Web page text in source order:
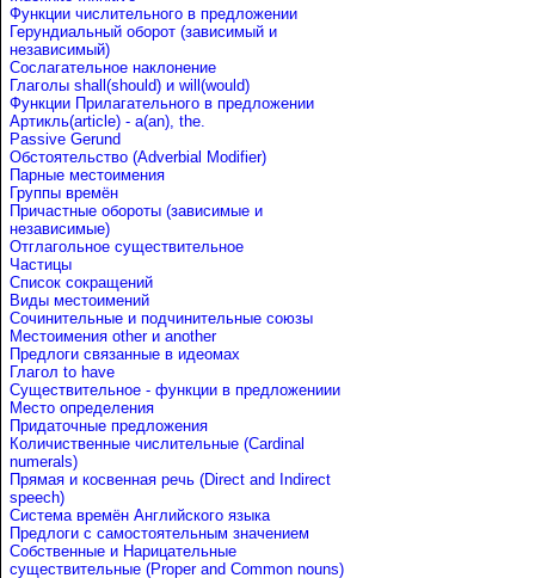
Функции числительного в предложении
Герундиальный оборот (зависимый и
независимый)
Сослагательное наклонение
Глаголы shall(should) и will(would)
Функции Прилагательного в предложении
Артикль(article) - a(an), the.
Passive Gerund
Обстоятельство (Adverbial Modifier)
Парные местоимения
Группы времён
Причастные обороты (зависимые и
независимые)
Отглагольное существительное
Частицы
Список сокращений
Виды местоимений
Сочинительные и подчинительные союзы
Местоимения other и another
Предлоги связанные в идеомах
Глагол to have
Существительное - функции в предложениии
Место определения
Придаточные предложения
Количиственные числительные (Cardinal
numerals)
Прямая и косвенная речь (Direct and Indirect
speech)
Система времён Английского языка
Предлоги с самостоятельным значением
Собственные и Нарицательные
cуществительные (Proper and Common nouns)